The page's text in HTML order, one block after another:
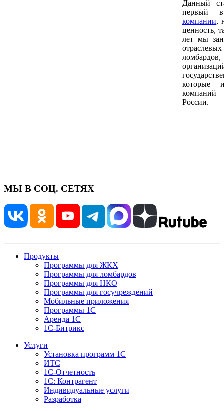
Данный
компании,
ценность,
лет мы
которые
России.
МЫ В СОЦ. СЕТЯХ
Продукты
Программы для ЖКХ
Программы для ломбардов
Программы для НКО
Программы для госучреждений
Мобильные приложения
Программы 1С
Аренда 1С
1С-Битрикс
Услуги
Установка программ 1С
ИТС
1С-Отчетность
1С: Контрагент
Индивидуальные услуги
Разработка